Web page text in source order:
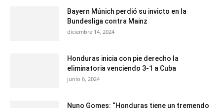
Bayern Múnich perdió su invicto en la
Bundesliga contra Mainz
diciembre 14, 2024
Honduras inicia con pie derecho la
eliminatoria venciendo 3-1 a Cuba
junio 6, 2024
Nuno Gomes: “Honduras tiene un tremendo